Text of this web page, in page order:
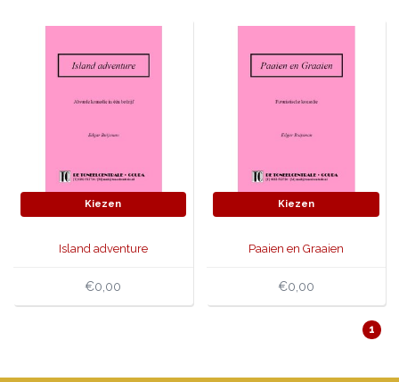
PAASTONEEL
SKETCHESKiezen
Island adventure
€0,00
Kiezen
Paaien en Graaien
€0,00
1